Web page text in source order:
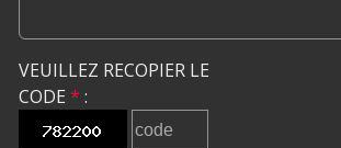
VEUILLEZ RECOPIER LE
CODE * :